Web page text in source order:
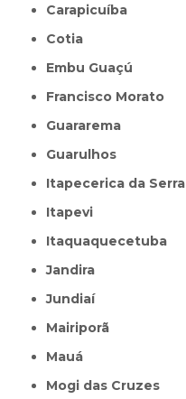
Carapicuíba
Cotia
Embu Guaçú
Francisco Morato
Guararema
Guarulhos
Itapecerica da Serra
Itapevi
Itaquaquecetuba
Jandira
Jundiaí
Mairiporã
Mauá
Mogi das Cruzes